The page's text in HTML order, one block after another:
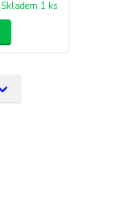
Skladem 1 ks